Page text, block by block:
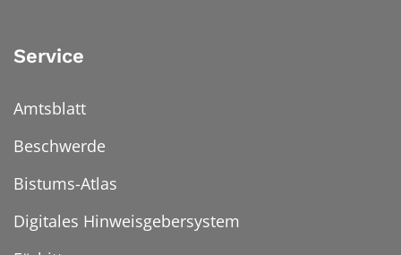
Service
Amtsblatt
Beschwerde
Bistums-Atlas
Digitales Hinweisgebersystem